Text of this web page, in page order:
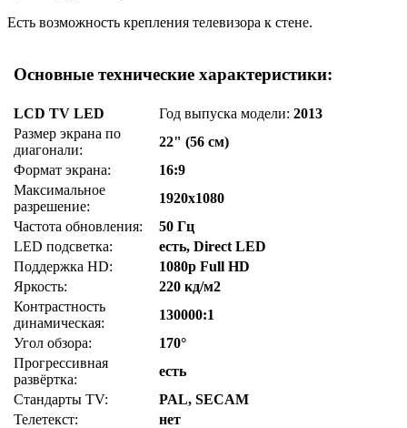
Есть возможность крепления телевизора к стене.
Основные технические характеристики:
LCD TV LED Год выпуска модели:2013
Размер экрана по
диагонали:
22" (56 см)
Формат экрана:
16:9
Максимальное
разрешение:
1920x1080
Частота обновления:
50 Гц
LED подсветка:
есть, Direct LED
Поддержка HD:
1080p Full HD
Яркость:
220 кд/м2
Контрастность
динамическая:
130000:1
Угол обзора:
170°
Прогрессивная
развёртка:
есть
Стандарты TV:
PAL, SECAM
Телетекст:
нет